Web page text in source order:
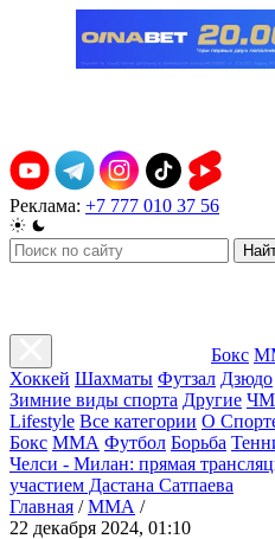
Реклама: +7 777 010 37 56
Бокс
Хоккей Шахматы Футзал Дзюдо
Зимние виды спорта Другие
Lifestyle Все категории О
Бокс ММА Футбол Борьба
Челси - Милан: прямая
участием Дастана Сатпаева
Главная / ММА /
22 декабря 2024, 01:10